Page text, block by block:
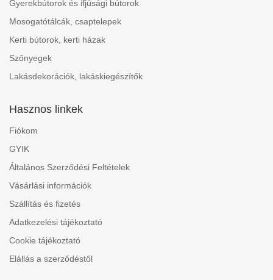
Gyerekbútorok és ifjúsági bútorok
Mosogatótálcák, csaptelepek
Kerti bútorok, kerti házak
Szőnyegek
Lakásdekorációk, lakáskiegészítők
Hasznos linkek
Fiókom
GYIK
Általános Szerződési Feltételek
Vásárlási információk
Szállítás és fizetés
Adatkezelési tájékoztató
Cookie tájékoztató
Elállás a szerződéstől